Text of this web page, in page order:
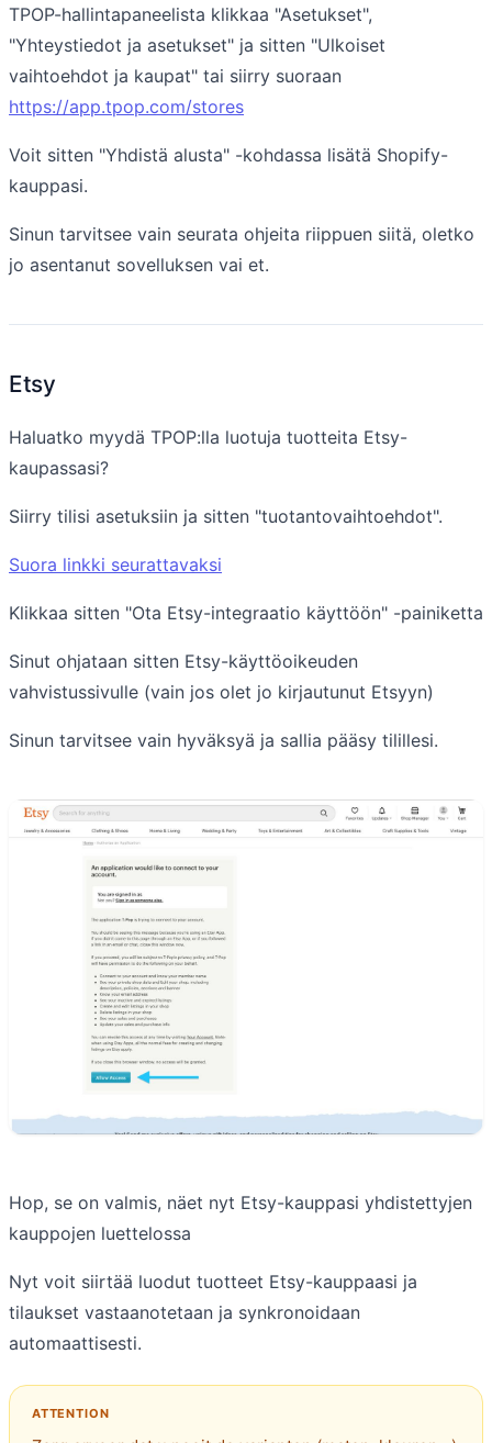
TPOP-hallintapaneelista klikkaa "Asetukset",
"Yhteystiedot ja asetukset" ja sitten "Ulkoiset
vaihtoehdot ja kaupat" tai siirry suoraan
https://app.tpop.com/stores
Voit sitten "Yhdistä alusta" -kohdassa lisätä Shopify-
kauppasi.
Sinun tarvitsee vain seurata ohjeita riippuen siitä, oletko
jo asentanut sovelluksen vai et.
Etsy
Haluatko myydä TPOP:lla luotuja tuotteita Etsy-
kaupassasi?
Siirry tilisi asetuksiin ja sitten "tuotantovaihtoehdot".
Suora linkki seurattavaksi
Klikkaa sitten "Ota Etsy-integraatio käyttöön" -painiketta
Sinut ohjataan sitten Etsy-käyttöoikeuden
vahvistussivulle (vain jos olet jo kirjautunut Etsyyn)
Sinun tarvitsee vain hyväksyä ja sallia pääsy tilillesi.
Hop, se on valmis, näet nyt Etsy-kauppasi yhdistettyjen
kauppojen luettelossa
Nyt voit siirtää luodut tuotteet Etsy-kauppaasi ja
tilaukset vastaanotetaan ja synkronoidaan
automaattisesti.